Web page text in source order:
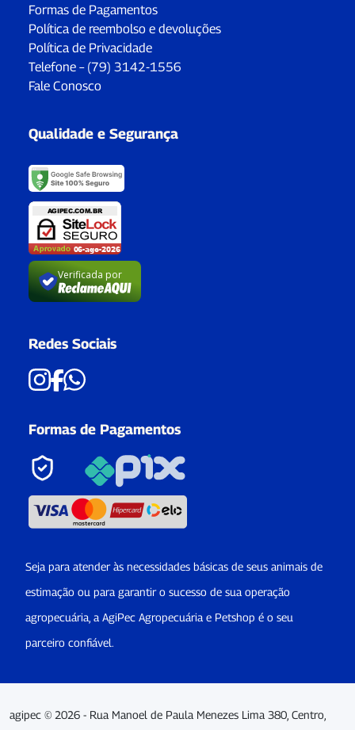
Formas de Pagamentos
Política de reembolso e devoluções
Política de Privacidade
Telefone – (79) 3142-1556
Fale Conosco
Qualidade e Segurança
Verificada por
Redes Sociais
Formas de Pagamentos
Seja para atender às necessidades básicas de seus animais de
estimação ou para garantir o sucesso de sua operação
agropecuária, a AgiPec Agropecuária e Petshop é o seu
parceiro confiável.
agipec © 2026 - Rua Manoel de Paula Menezes Lima 380, Centro,